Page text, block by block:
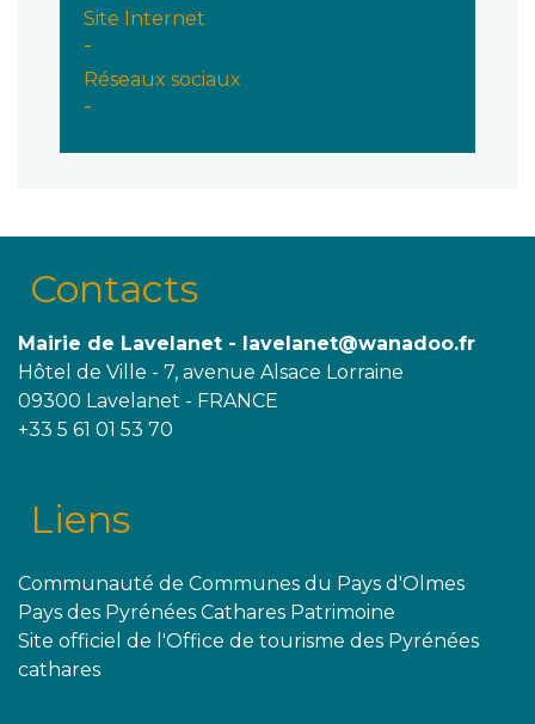
Site Internet
-
Réseaux sociaux
-
Contacts
Mairie de Lavelanet - lavelanet@wanadoo.fr
Hôtel de Ville - 7, avenue Alsace Lorraine
09300 Lavelanet - FRANCE
+33 5 61 01 53 70
Liens
Communauté de Communes du Pays d'Olmes
Pays des Pyrénées Cathares Patrimoine
Site officiel de l'Office de tourisme des Pyrénées
cathares